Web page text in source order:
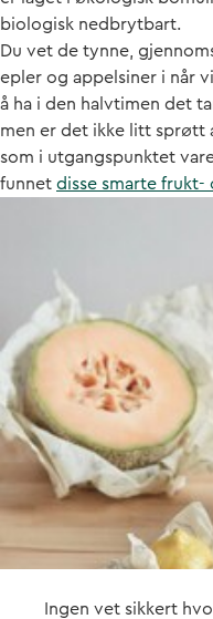
biologisk nedbrytbart.
Du vet de tynne,
epler og appelsiner i når
å ha i den halvtimen det
men er det ikke litt sprøtt
som i utgangspunktet
funnet disse smarte
Ingen vet sikkert